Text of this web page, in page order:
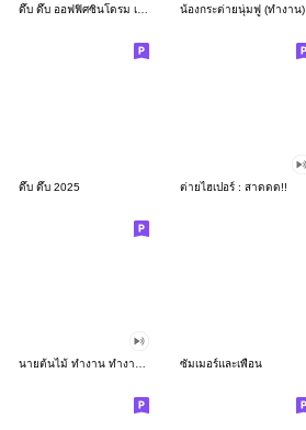
ดึ๊บ ดึ๊บ ออฟฟิศซินโดรม เก้า น้องกระต่ายนุ่มฟู (ทำงาน)
ดึ๊บ ดึ๊บ 2025 ต่ายไฮเปอร์ : สาดดด!!
ซัมเมอร์และเพื่อน